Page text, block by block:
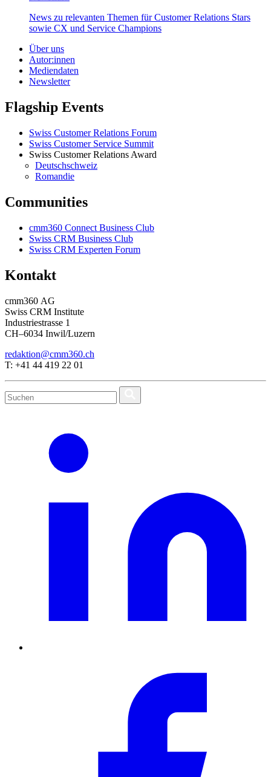
News zu relevanten Themen für Customer Relations Stars
sowie CX und Service Champions
Über uns
Autor:innen
Mediendaten
Newsletter
Flagship Events
Swiss Customer Relations Forum
Swiss Customer Service Summit
Swiss Customer Relations Award
Deutschschweiz
Romandie
Communities
cmm360 Connect Business Club
Swiss CRM Business Club
Swiss CRM Experten Forum
Kontakt
cmm360 AG
Swiss CRM Institute
Industriestrasse 1
CH–6034 Inwil/Luzern
redaktion@cmm360.ch
T: +41 44 419 22 01